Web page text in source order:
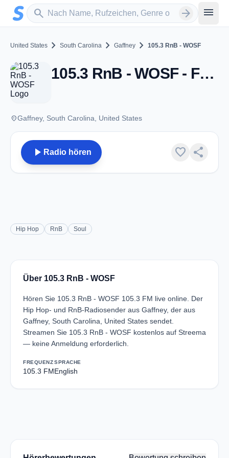
Zum Hauptinhalt springen
search
Sender suchen arrow_forward menu
United States chevron_right South Carolina chevron_right Gaffney chevron_right 105.3 RnB - WOSF
105.3 RnB - WOSF - FM 105.3 - Gaffney, SC
placeGaffney, South Carolina, United States
play_arrow Radio hören favorite share
Hip Hop RnB Soul
Über 105.3 RnB - WOSF
Hören Sie 105.3 RnB - WOSF 105.3 FM live online. Der
Hip Hop- und RnB-Radiosender aus Gaffney, der aus
Gaffney, South Carolina, United States sendet.
Streamen Sie 105.3 RnB - WOSF kostenlos auf Streema
— keine Anmeldung erforderlich.
FREQUENZ
105.3 FM
SPRACHE
English